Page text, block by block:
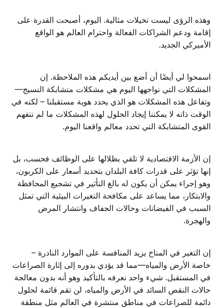
وهذه الرؤى ليست تخيلات مثالية. اليوم، أصبحت القدرة على
إقامة ودعم الشراكات الفعالة واحترام العالم هو الواقع
الأميركي الجديد.
اسمحوا لي أيضًا أن أضع بين أيديكم هذه الملاحظة. إن
المشكلات التي نواجهها اليوم هي مشكلات متشابكة النسيج—
وتفاعل هذه المشكلات هو الذي يحدد هوية مستقبلنا – لكنه في
الوقت ذاته لا يمكننا إيجاد الحلول لهذه المشكلات ما لم نتفهم
القوى المتشابكة التي تحدد معالم واقعنا اليوم.
إن الأزمة الاقتصادية لا تلقي بظلالها على الوظائف فحسب، بل
إنها تؤثر على قدرات كافة البلدان بتحديد أسعار على الكربون،
وهو إجراء يمكن أن يكون له بالغ التأثير في تشجيع المحافظة
والابتكار، مما يساعد على مكافحة التغيرات البيئية التي تمثل
السبب في الفيضانات وحالات الجفاف وانتشار المرض
والهجرة.
إن التغير في المناخ يزيد المنافسة على الموارد النادرة –
خاصة الأرض والمياه—مما قد يؤدي بدوره إلى إثارة الصراعات
في المستقبل. شيء واحد نعرفه بالتأكيد وهو أنه بدون معالجة
حالات النقص السائد في الأرض والمياه، لن تقم قائمة لحلول
دائمة للصراعات في مناطق منتشرة في العالم مثل منطقة